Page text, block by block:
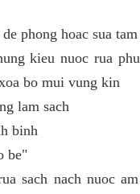
phong hoac sua
kieu nuoc rua
bo mui vung kin
lam sach
binh
be"
sach nach nuoc